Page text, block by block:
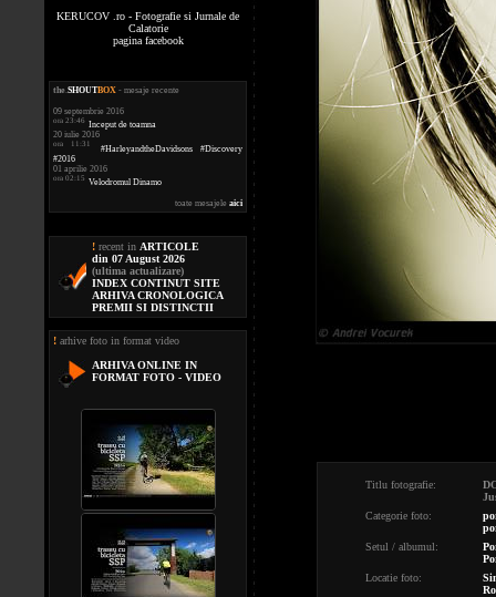
KERUCOV .ro - Fotografie si Jurnale de
Calatorie
pagina facebook
the.SHOUTBOX - mesaje recente
09 septembrie 2016
ora 23:46 Inceput de toamna
20 iulie 2016
ora 11:31
#HarleyandtheDavidsons #Discovery
#2016
01 aprilie 2016
ora 02:15 Velodromul Dinamo
toate mesajele aici
! recent in ARTICOLE
din 07 August 2026
(ultima actualizare)
INDEX CONTINUT SITE
ARHIVA CRONOLOGICA
PREMII SI DISTINCTII
! arhive foto in format video
ARHIVA ONLINE IN
FORMAT FOTO - VIDEO
Titlu fotografie:
Categorie foto:
Setul / albumul:
Locatie foto: